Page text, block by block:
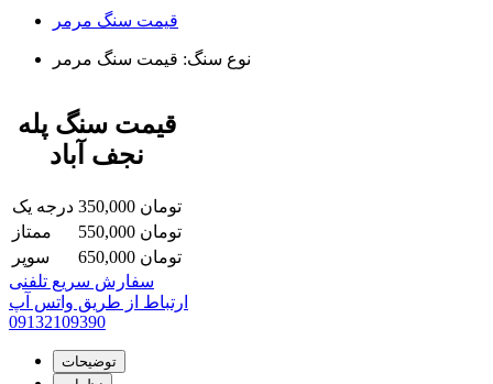
قیمت سنگ مرمر
نوع سنگ: قیمت سنگ مرمر
قیمت سنگ پله
نجف آباد
درجه یک 350,000 تومان
ممتاز
550,000 تومان
سوپر
650,000 تومان
سفارش سریع تلفنی
ارتباط از طریق واتس آپ
09132109390
توضیحات